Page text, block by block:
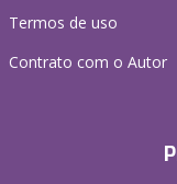
Termos de uso
Contrato com o Autor